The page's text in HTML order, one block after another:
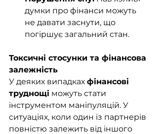
думки про фінанси можуть
не давати заснути, що
погіршує загальний стан.
Токсичні стосунки та фінансова
залежність
У деяких випадках фінансові
труднощі можуть стати
інструментом маніпуляцій. У
ситуаціях, коли один із партнерів
повністю залежить від іншого